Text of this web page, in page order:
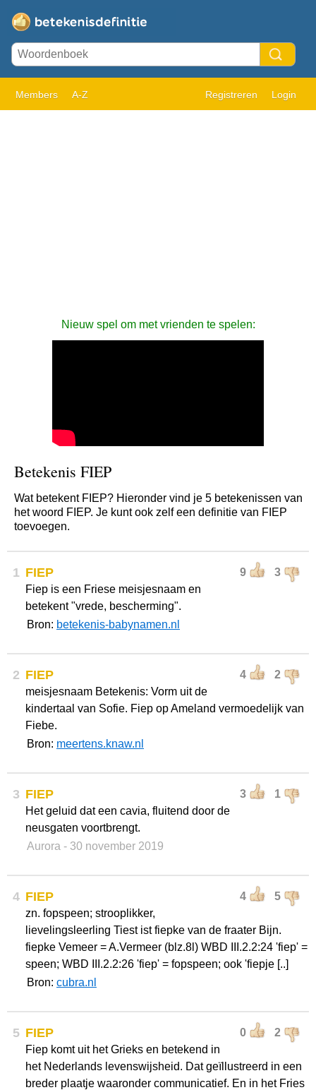
Members A-Z Registreren Login
Nieuw spel om met vrienden te spelen:
Betekenis FIEP
Wat betekent FIEP? Hieronder vind je 5 betekenissen van
het woord FIEP. Je kunt ook zelf een definitie van FIEP
toevoegen.
1 9 3
FIEP
Fiep is een Friese meisjesnaam en
betekent "vrede, bescherming".
Bron: betekenis-babynamen.nl
2 4 2
FIEP
meisjesnaam Betekenis: Vorm uit de
kindertaal van Sofie. Fiep op Ameland vermoedelijk van
Fiebe.
Bron: meertens.knaw.nl
3 3 1
FIEP
Het geluid dat een cavia, fluitend door de
neusgaten voortbrengt.
Aurora - 30 november 2019
4 4 5
FIEP
zn. fopspeen; strooplikker,
lievelingsleerling Tiest ist fiepke van de fraater Bijn.
fiepke Vemeer = A.Vermeer (blz.8l) WBD III.2.2:24 'fiep' =
speen; WBD III.2.2:26 'fiep' = fopspeen; ook 'fiepje [..]
Bron: cubra.nl
5 0 2
FIEP
Fiep komt uit het Grieks en betekend in
het Nederlands levenswijsheid. Dat geïllustreerd in een
breder plaatje waaronder communicatief. En in het Fries